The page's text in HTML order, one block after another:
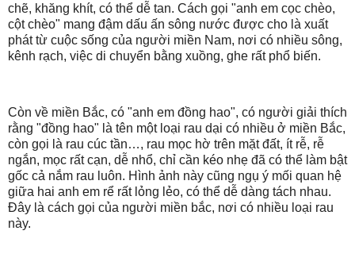
chẽ, khăng khít, có thể dễ tan. Cách gọi "anh em cọc chèo,
cột chèo" mang đậm dấu ấn sông nước được cho là xuất
phát từ cuộc sống của người miền Nam, nơi có nhiều sông,
kênh rạch, việc di chuyển bằng xuồng, ghe rất phổ biến.
Còn về miền Bắc, có "anh em đồng hao", có người giải thích
rằng "đồng hao" là tên một loại rau dại có nhiều ở miền Bắc,
còn gọi là rau cúc tần…, rau mọc hờ trên mặt đất, ít rễ, rễ
ngắn, mọc rất cạn, dễ nhổ, chỉ cần kéo nhẹ đã có thể làm bật
gốc cả nắm rau luôn. Hình ảnh này cũng ngụ ý mối quan hệ
giữa hai anh em rể rất lỏng lẻo, có thể dễ dàng tách nhau.
Đây là cách gọi của người miền bắc, nơi có nhiều loại rau
này.